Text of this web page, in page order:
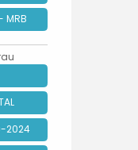
MRB
2024